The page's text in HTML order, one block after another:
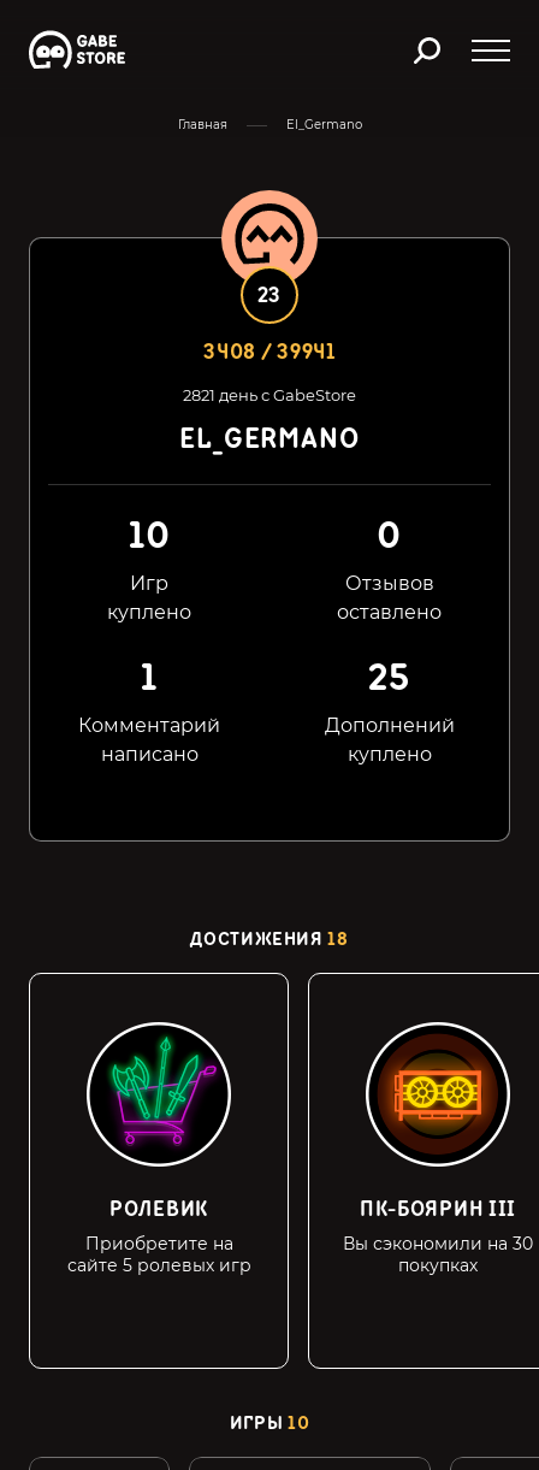
Главная El_Germano
3408 / 39941
23
2821 день с GabeStore
EL_GERMANO
10
Игр
куплено
0
Отзывов
оставлено
1
Комментарий
написано
25
Дополнений
куплено
ДОСТИЖЕНИЯ18
РОЛЕВИК
Приобретите на
сайте 5 ролевых игр
ПК-БОЯРИН III
Вы сэкономили на 30
покупках
ИГРЫ 10